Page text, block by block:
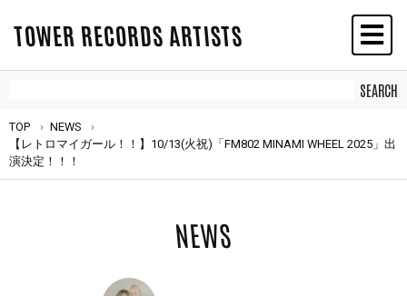
TOWER RECORDS ARTISTS
TOP
NEWS
【レトロマイガール！！】10/13(火祝)「FM802 MINAMI WHEEL 2025」出
演決定！！！
NEWS